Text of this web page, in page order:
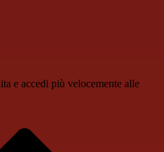
e accedi più velocemente alle